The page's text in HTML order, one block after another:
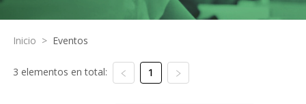
Inicio > Eventos
3 elementos en total: 1